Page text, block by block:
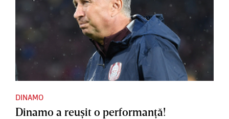
DINAMO
Dinamo a reuşit o performanţă!